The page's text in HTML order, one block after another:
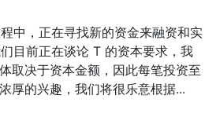
中，正在寻找新的资金来融资和实
目前正在谈论 T 的资本要求，我
取决于资本金额，因此每笔投资至
厚的兴趣，我们将很乐意根据...